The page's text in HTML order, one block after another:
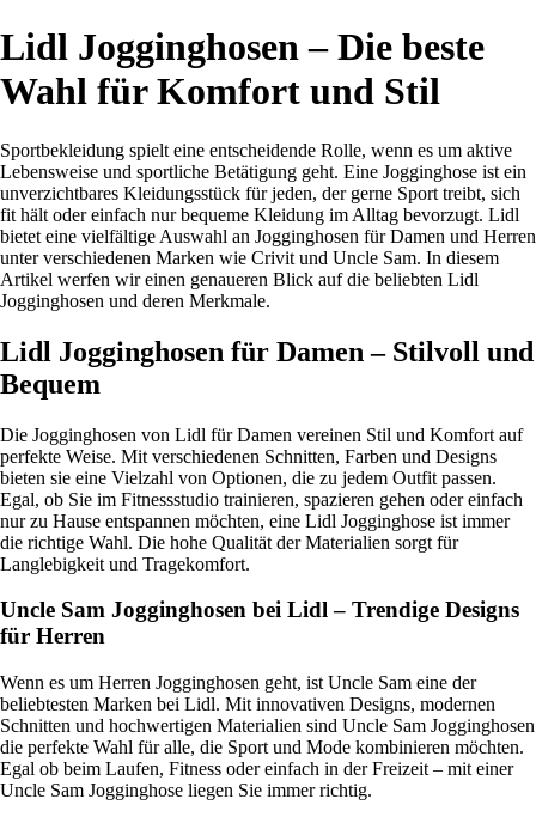
Lidl Jogginghosen – Die beste
Wahl für Komfort und Stil
Sportbekleidung spielt eine entscheidende Rolle, wenn es um aktive
Lebensweise und sportliche Betätigung geht. Eine Jogginghose ist ein
unverzichtbares Kleidungsstück für jeden, der gerne Sport treibt, sich
fit hält oder einfach nur bequeme Kleidung im Alltag bevorzugt. Lidl
bietet eine vielfältige Auswahl an Jogginghosen für Damen und Herren
unter verschiedenen Marken wie Crivit und Uncle Sam. In diesem
Artikel werfen wir einen genaueren Blick auf die beliebten Lidl
Jogginghosen und deren Merkmale.
Lidl Jogginghosen für Damen – Stilvoll und
Bequem
Die Jogginghosen von Lidl für Damen vereinen Stil und Komfort auf
perfekte Weise. Mit verschiedenen Schnitten, Farben und Designs
bieten sie eine Vielzahl von Optionen, die zu jedem Outfit passen.
Egal, ob Sie im Fitnessstudio trainieren, spazieren gehen oder einfach
nur zu Hause entspannen möchten, eine Lidl Jogginghose ist immer
die richtige Wahl. Die hohe Qualität der Materialien sorgt für
Langlebigkeit und Tragekomfort.
Uncle Sam Jogginghosen bei Lidl – Trendige Designs
für Herren
Wenn es um Herren Jogginghosen geht, ist Uncle Sam eine der
beliebtesten Marken bei Lidl. Mit innovativen Designs, modernen
Schnitten und hochwertigen Materialien sind Uncle Sam Jogginghosen
die perfekte Wahl für alle, die Sport und Mode kombinieren möchten.
Egal ob beim Laufen, Fitness oder einfach in der Freizeit – mit einer
Uncle Sam Jogginghose liegen Sie immer richtig.